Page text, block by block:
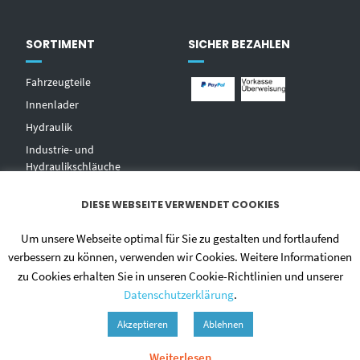
SORTIMENT
Fahrzeugteile
Innenlader
Hydraulik
Industrie- und
Hydraulikschläuche
Zentralschmierungen
Hochdruckwaschgeräte und
SICHER BEZAHLEN
DIESE WEBSEITE VERWENDET COOKIES
Um unsere Webseite optimal für Sie zu gestalten und fortlaufend
verbessern zu können, verwenden wir Cookies. Weitere Informationen
zu Cookies erhalten Sie in unseren Cookie-Richtlinien und unserer
Datenschutzerklärung.
Akzeptieren Ablehnen